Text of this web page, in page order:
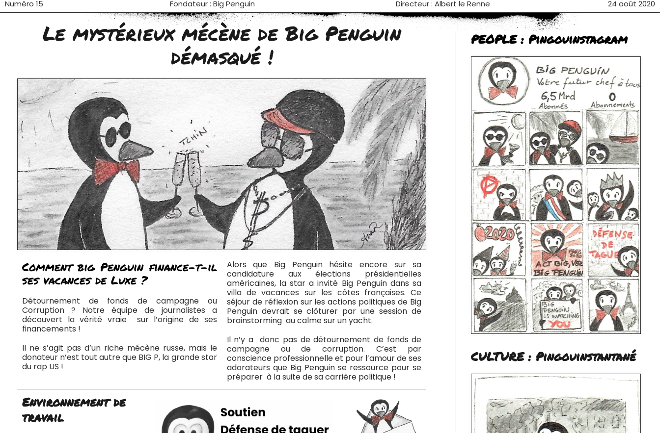
Numéro 15 Fondateur : Big Penguin Directeur : Albert le Renne 24 août 2020
Le mystérieux mécène de Big Penguin
démasqué !
Comment big Penguin finance-t-il
ses vacances de Luxe ?
Détournement de fonds de campagne ou
Corruption ? Notre équipe de journalistes a
découvert la vérité vraie sur l’origine de ses
financements !
Il ne s’agit pas d’un riche mécène russe, mais le
donateur n’est tout autre que BIG P, la grande star
du rap US !
Alors que Big Penguin hésite encore sur sa
candidature aux élections présidentielles
américaines, la star a invité Big Penguin dans sa
villa de vacances sur les côtes françaises. Ce
séjour de réflexion sur les actions politiques de Big
Penguin devrait se clôturer par une session de
brainstorming au calme sur un yacht.
Il n’y a donc pas de détournement de fonds de
campagne ou de corruption. C’est par
conscience professionnelle et pour l’amour de ses
adorateurs que Big Penguin se ressource pour se
préparer à la suite de sa carrière politique !
Environnement de
travail
PEOPLE : Pingouinstagram
CULTURE : Pingouinstantané